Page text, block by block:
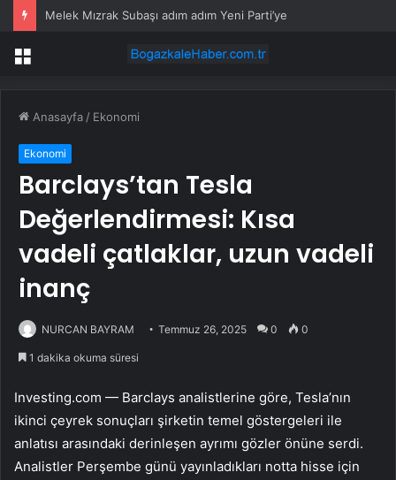
Melek Mızrak Subaşı adım adım Yeni Parti’ye
Menü
Anasayfa / Ekonomi
Ekonomi
Barclays’tan Tesla
Değerlendirmesi: Kısa
vadeli çatlaklar, uzun vadeli
inanç
NURCAN BAYRAM Temmuz 26, 2025 0 0
1 dakika okuma süresi
Investing.com — Barclays analistlerine göre, Tesla’nın
ikinci çeyrek sonuçları şirketin temel göstergeleri ile
anlatısı arasındaki derinleşen ayrımı gözler önüne serdi.
Analistler Perşembe günü yayınladıkları notta hisse için